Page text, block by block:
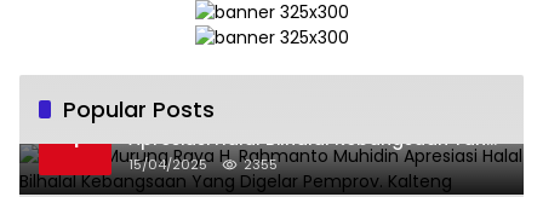
Popular Posts
1
Wabup Murung Raya H. Rahmanto Muhidin
Apresiasi Halal Bilhalal Kebangsaan Yang
Digelar Pemprov. Kalteng
15/04/2025 2355